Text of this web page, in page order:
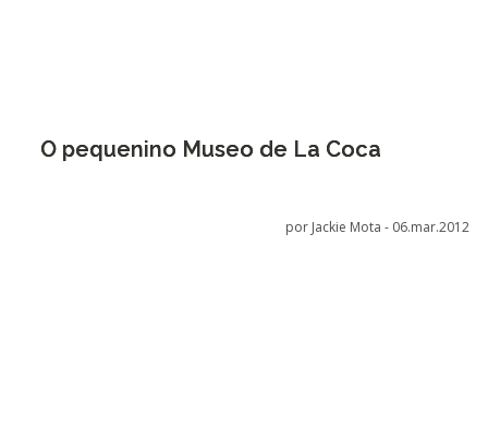
O pequenino Museo de La Coca
por Jackie Mota - 06.mar.2012